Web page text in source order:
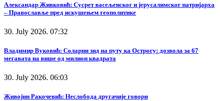
Александар Живковић: Сусрет васељенског и јерусалимског патријарха
– Православље пред искушењем геополитике
30. July 2026. 07:32
Владимир Вуковић: Соларни зид на путу ка Острогу: дозвола за 67
мегавата на више од милион квадрата
30. July 2026. 06:03
Живојин Ракочевић: Неслобода другачије говори